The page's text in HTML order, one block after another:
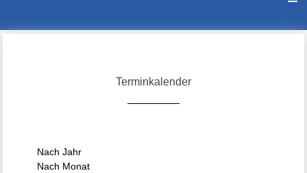
Terminkalender
Nach Jahr
Nach Monat